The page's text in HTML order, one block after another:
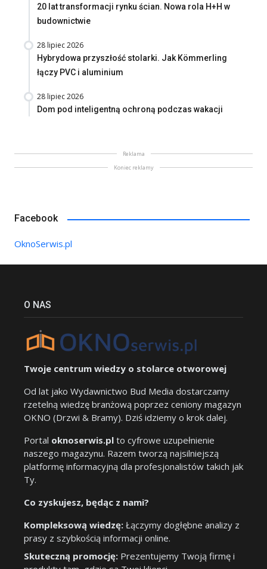
20 lat transformacji rynku ścian. Nowa rola H+H w
budownictwie
28 lipiec 2026
Hybrydowa przyszłość stolarki. Jak Kömmerling
łączy PVC i aluminium
28 lipiec 2026
Dom pod inteligentną ochroną podczas wakacji
Reklama
Koniec reklamy
Facebook
OknoSerwis.pl
O NAS
Twoje centrum wiedzy o stolarce otworowej
Od lat jako Wydawnictwo Bud Media dostarczamy
rzetelną wiedzę branżową poprzez ceniony magazyn
OKNO (Drzwi & Bramy). Dziś idziemy o krok dalej.
Portal oknoserwis.pl to cyfrowe uzupełnienie
naszego magazynu. Razem tworzą najsilniejszą
platformę informacyjną dla profesjonalistów takich jak
Ty.
Co zyskujesz, będąc z nami?
Kompleksową wiedzę: Łączymy dogłębne analizy z
prasy z szybkością informacji online.
Skuteczną promocję: Prezentujemy Twoją firmę i